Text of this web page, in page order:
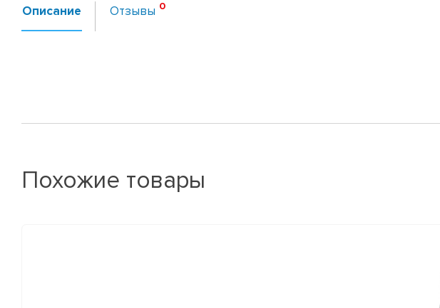
Описание Отзывы
Похожие товары